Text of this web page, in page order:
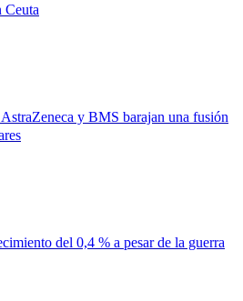
Ceuta
y BMS barajan una fusión
del 0,4 % a pesar de la guerra